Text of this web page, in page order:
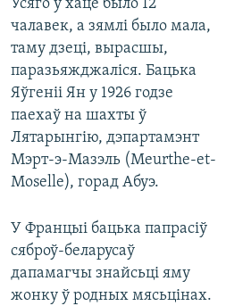
Усяго ў хаце было 12
чалавек, а зямлі было мала,
таму дзеці, вырасшы,
паразьяжджаліся. Бацька
Яўгеніі Ян у 1926 годзе
паехаў на шахты ў
Лятарынгію, дэпартамэнт
Мэрт-э-Мазэль (Meurthe-et-
Moselle), горад Абуэ.
У Францыі бацька папрасіў
сяброў-беларусаў
дапамагчы знайсьці яму
жонку ў родных мясьцінах.